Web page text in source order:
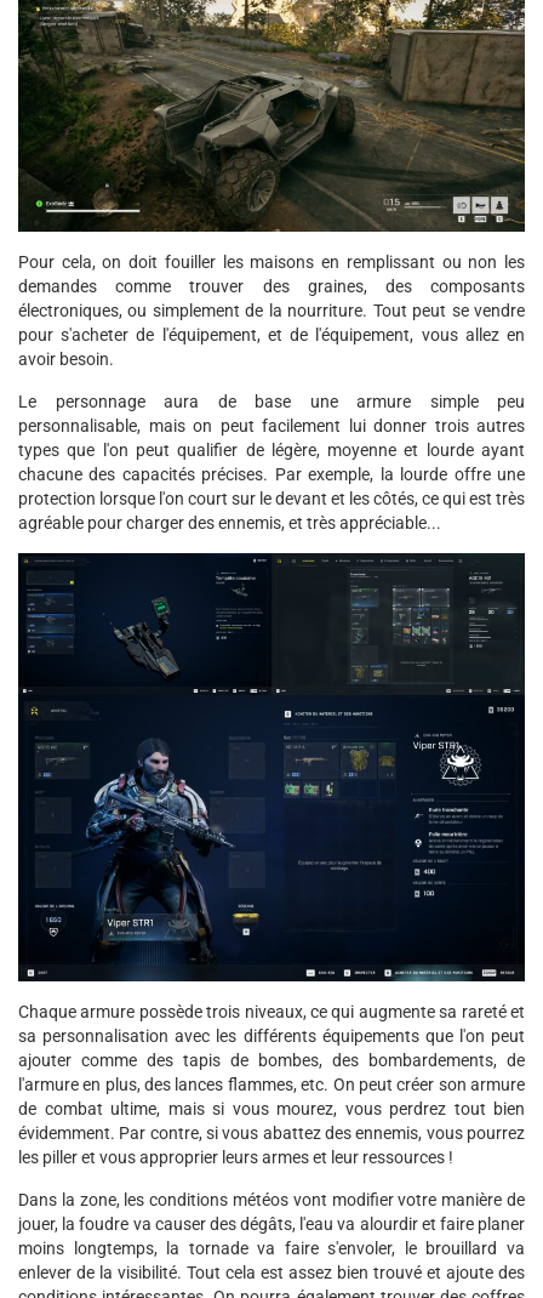
Pour cela, on doit fouiller les maisons en remplissant ou non les
demandes comme trouver des graines, des composants
électroniques, ou simplement de la nourriture. Tout peut se vendre
pour s'acheter de l'équipement, et de l'équipement, vous allez en
avoir besoin.
Le personnage aura de base une armure simple peu
personnalisable, mais on peut facilement lui donner trois autres
types que l'on peut qualifier de légère, moyenne et lourde ayant
chacune des capacités précises. Par exemple, la lourde offre une
protection lorsque l'on court sur le devant et les côtés, ce qui est très
agréable pour charger des ennemis, et très appréciable...
Chaque armure possède trois niveaux, ce qui augmente sa rareté et
sa personnalisation avec les différents équipements que l'on peut
ajouter comme des tapis de bombes, des bombardements, de
l'armure en plus, des lances flammes, etc. On peut créer son armure
de combat ultime, mais si vous mourez, vous perdrez tout bien
évidemment. Par contre, si vous abattez des ennemis, vous pourrez
les piller et vous approprier leurs armes et leur ressources !
Dans la zone, les conditions météos vont modifier votre manière de
jouer, la foudre va causer des dégâts, l'eau va alourdir et faire planer
moins longtemps, la tornade va faire s'envoler, le brouillard va
enlever de la visibilité. Tout cela est assez bien trouvé et ajoute des